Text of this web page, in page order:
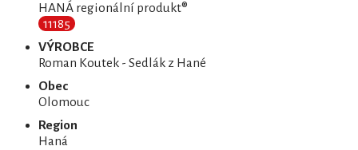
HANÁ regionální produkt®
11185
VÝROBCE
Roman Koutek - Sedlák z Hané
Obec
Olomouc
Region
Haná